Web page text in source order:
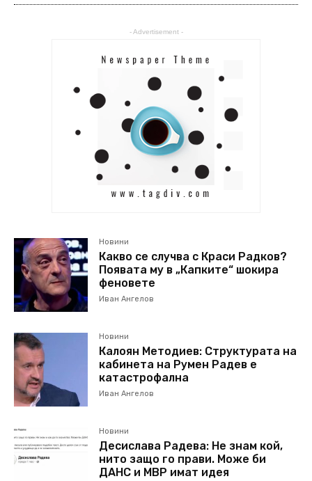
- Advertisement -
Новини
Какво се случва с Краси Радков?
Появата му в „Капките“ шокира
феновете
Иван Ангелов
Новини
Калоян Методиев: Структурата на
кабинета на Румен Радев е
катастрофална
Иван Ангелов
Новини
Десислава Радева: Не знам кой,
нито защо го прави. Може би
ДАНС и МВР имат идея